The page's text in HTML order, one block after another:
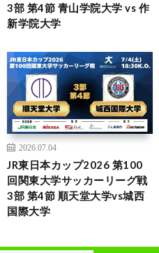
3部 第4節 青山学院大学 vs 作
新学院大学
2026.07.04
JR東日本カップ2026 第100
回関東大学サッカーリーグ戦
3部 第4節 順天堂大学vs城西
国際大学